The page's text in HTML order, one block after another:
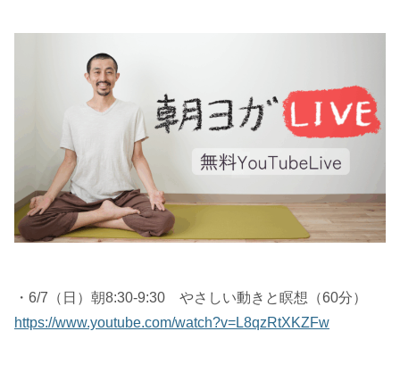
・6/7（日）朝8:30-9:30 やさしい動きと瞑想（60分）
https://www.youtube.com/watch?v=L8qzRtXKZFw